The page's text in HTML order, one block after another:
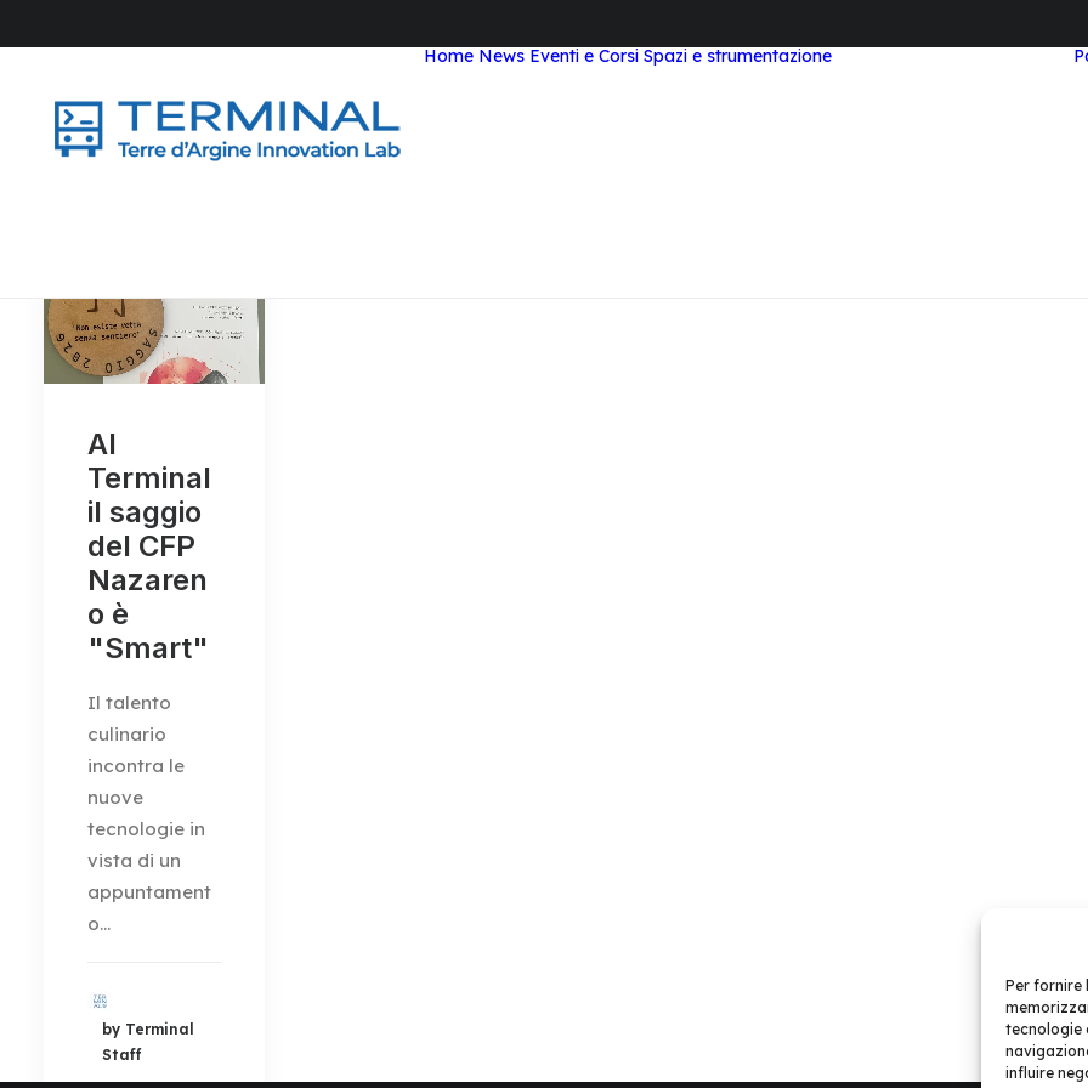
Per fornire
tecnologie
influire
Home News Eventi e Corsi Spazi e strumentazione
Al
Terminal
il saggio
del CFP
Nazaren
o è
"Smart"
Il talento
culinario
incontra le
nuove
tecnologie in
vista di un
appuntament
o…
by Terminal
Staff